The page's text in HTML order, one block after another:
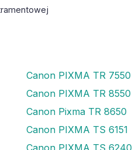
Canon PIXMA TR 7550
Canon PIXMA TR 8550
Canon Pixma TR 8650
Canon PIXMA TS 6151
Canon PIXMA TS 6240